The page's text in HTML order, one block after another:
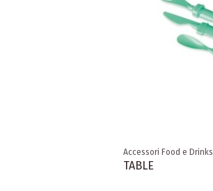
Accessori Food e Drinks
TABLE